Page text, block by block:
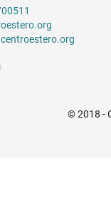
© 2018 -